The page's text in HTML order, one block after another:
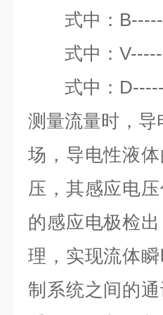
式中：
式中：
式中：
测量流量时，
场，导电性液
压，其感应电
的感应电极检
理，实现流体
制系统之间的